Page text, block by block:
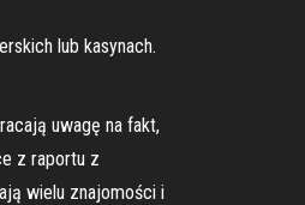
lub kasynach.
uwagę na fakt,
z raportu z
wielu znajomości i